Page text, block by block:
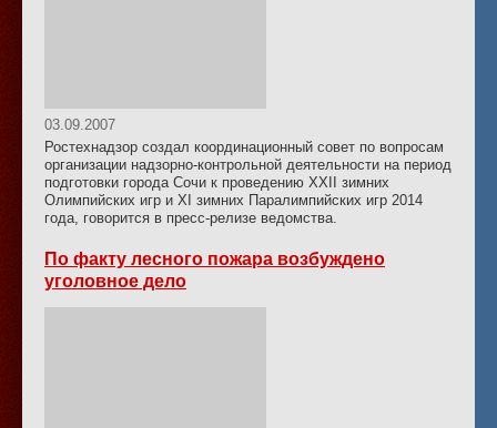
03.09.2007
Ростехнадзор создал координационный совет по вопросам
организации надзорно-контрольной деятельности на период
подготовки города Сочи к проведению XXII зимних
Олимпийских игр и XI зимних Паралимпийских игр 2014
года, говорится в пресс-релизе ведомства.
По факту лесного пожара возбуждено
уголовное дело